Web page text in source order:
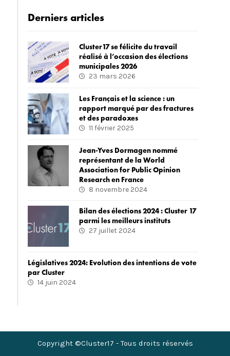
Derniers articles
Cluster17 se félicite du travail
réalisé à l’occasion des élections
municipales 2026
23 mars 2026
Les Français et la science : un
rapport marqué par des fractures
et des paradoxes
11 février 2025
Jean-Yves Dormagen nommé
représentant de la World
Association for Public Opinion
Research en France
8 novembre 2024
Bilan des élections 2024 : Cluster 17
parmi les meilleurs instituts
27 juillet 2024
Législatives 2024: Evolution des intentions de vote
par Cluster
14 juin 2024
Copyright ©Cluster17 - Tous droits réservés